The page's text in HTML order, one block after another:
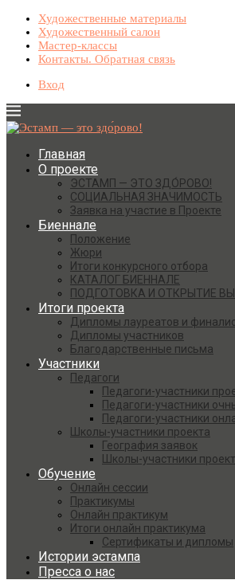
Художественные материалы
Художественный салон
Мастер-классы
Контакты. Обратная связь
Вход
Главная
О проекте
ЭСТАМП — ЭТО ЗДО́РОВО!
СОЦИАЛЬНАЯ ЗНАЧИМОСТЬ
Заявка на участие в Проекте
Биеннале
Положение
Жюри
Итоги конкурсного отбора
КАТАЛОГ БИЕННАЛЕ
ПОДГОТОВКА И ОТКРЫТИЕ
Итоги проекта
Дипломы лауреатов и
Дипломы участников
Благодарственные письма
Участники
Педагоги
Педагоги-участники
Педагоги-участники
Педагоги-участники
Школы-участники проекта
География заявок
Школы-участники
Обучение
Онлайн сессии
Практикумы
Онлайн практикум
Итоги онлайн практикума
Сертификаты и дипломы
Истории эстампа
Пресса о нас